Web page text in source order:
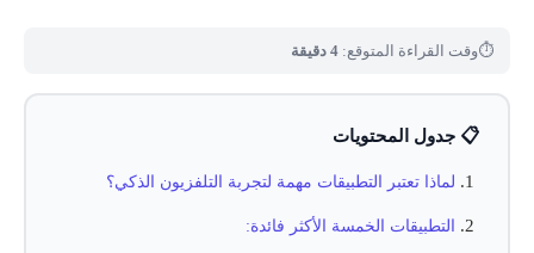
⏱وقت القراءة المتوقع: 4 دقيقة
📋 جدول المحتويات
لماذا تعتبر التطبيقات مهمة لتجربة التلفزيون الذكي؟
التطبيقات الخمسة الأكثر فائدة: